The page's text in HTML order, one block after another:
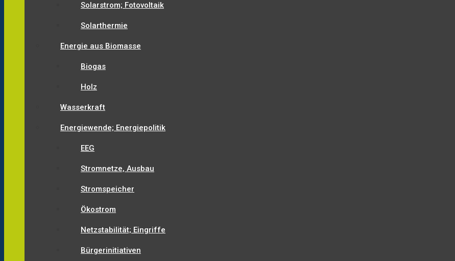
Solarstrom; Fotovoltaik
Solarthermie
Energie aus Biomasse
Biogas
Holz
Wasserkraft
Energiewende; Energiepolitik
EEG
Stromnetze, Ausbau
Stromspeicher
Ökostrom
Netzstabilität; Eingriffe
Bürgerinitiativen